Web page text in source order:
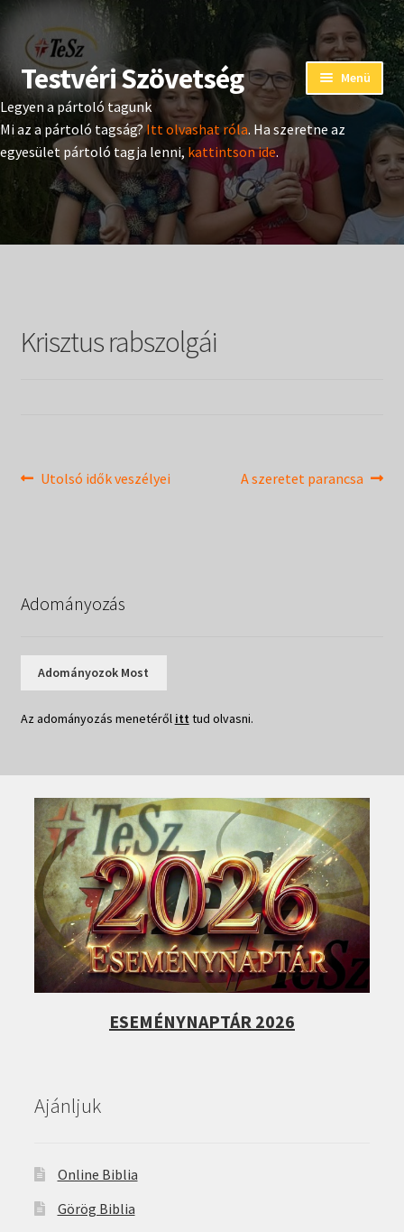
Ugrás
a
navigációhoz
Kilépés
a
tartalomba
Testvéri Szövetség Menü
Eseménynaptár
Adományozás
Pártoló tag belépés
Kiadványok
menu
Legyen a pártoló tagunk
Mi az a pártoló tagság?Itt olvashat róla. Ha szeretne az
egyesület pártoló tagja lenni, kattintson ide.
Krisztus rabszolgái
Bejegyzés
Previous
Utolsó idők veszélyei
Next
A szeretet parancsa
Adományozás
Adományozok Most
Az adományozás menetéről itt tud olvasni.
ESEMÉNYNAPTÁR 2026
Ajánljuk
Online Biblia
Görög Biblia